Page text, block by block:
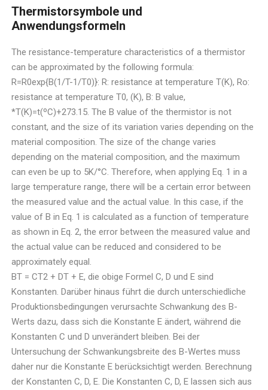
Thermistorsymbole und
Anwendungsformeln
The resistance-temperature characteristics of a thermistor
can be approximated by the following formula:
R=R0exp{B(1/T-1/T0)}: R: resistance at temperature T(K), Ro:
resistance at temperature T0, (K), B: B value,
*T(K)=t(ºC)+273.15. The B value of the thermistor is not
constant, and the size of its variation varies depending on the
material composition. The size of the change varies
depending on the material composition, and the maximum
can even be up to 5K/°C. Therefore, when applying Eq. 1 in a
large temperature range, there will be a certain error between
the measured value and the actual value. In this case, if the
value of B in Eq. 1 is calculated as a function of temperature
as shown in Eq. 2, the error between the measured value and
the actual value can be reduced and considered to be
approximately equal.
BT = CT2 + DT + E, die obige Formel C, D und E sind
Konstanten. Darüber hinaus führt die durch unterschiedliche
Produktionsbedingungen verursachte Schwankung des B-
Werts dazu, dass sich die Konstante E ändert, während die
Konstanten C und D unverändert bleiben. Bei der
Untersuchung der Schwankungsbreite des B-Wertes muss
daher nur die Konstante E berücksichtigt werden. Berechnung
der Konstanten C, D, E. Die Konstanten C, D, E lassen sich aus